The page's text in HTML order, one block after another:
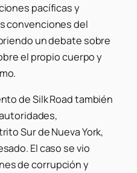
pacíficas y
convenciones del
un debate sobre
el propio cuerpo y
de Silk Road también
Sur de Nueva York,
El caso se vio
de corrupción y